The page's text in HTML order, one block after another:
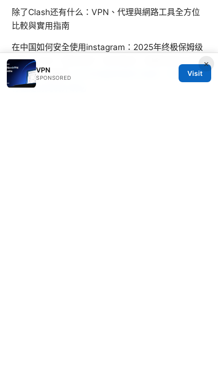
除了Clash还有什么：VPN、代理與網路工具全方位
比較與實用指南
在中国如何安全使用instagram：2025年终极保姆级
指南，VPN、隐私保护、账号安全、网络自由与合规
上网要点全覆盖
2026年最新搭梯子指南：手把手教
你穩定訪問境外網站
×
VPN
SPONSORED
Visit